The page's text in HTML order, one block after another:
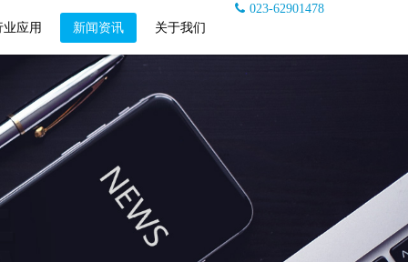
023-62901478
业应用 新闻资讯 关于我们